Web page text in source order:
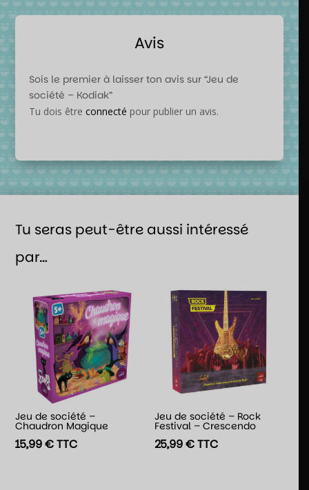
Avis
Sois le premier à laisser ton avis sur “Jeu de
société – Kodiak”
Tu dois être connecté pour publier un avis.
Tu seras peut-être aussi intéressé
par…
Jeu de société –
Chaudron Magique
15,99€TTC
Jeu de société – Rock
Festival – Crescendo
25,99€TTC